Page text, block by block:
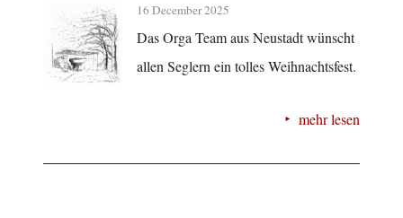
16 December 2025
Das Orga Team aus Neustadt wünscht
allen Seglern ein tolles Weihnachtsfest.
mehr lesen